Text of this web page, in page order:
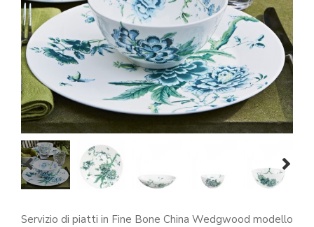
Servizio di piatti in Fine Bone China Wedgwood modello